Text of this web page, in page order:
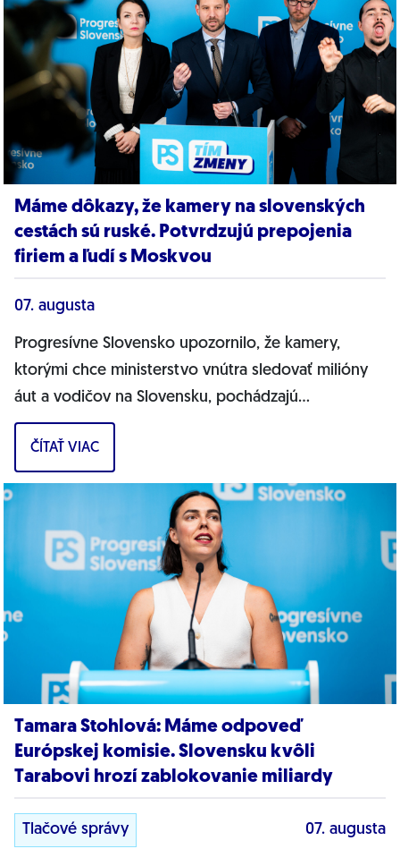
Máme dôkazy, že kamery na slovenských
cestách sú ruské. Potvrdzujú prepojenia
firiem a ľudí s Moskvou
07. augusta
Progresívne Slovensko upozornilo, že kamery,
ktorými chce ministerstvo vnútra sledovať milióny
áut a vodičov na Slovensku, pochádzajú
pravdepodobne z Ruska. Dnes hnutie prinieslo
dôkazy,...
ČÍTAŤ VIAC
Tamara Stohlová: Máme odpoveď
Európskej komisie. Slovensku kvôli
Tarabovi hrozí zablokovanie miliardy
Tlačové správy 07. augusta